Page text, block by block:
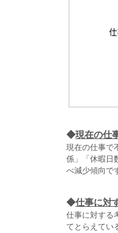
◆現在の仕
現在の仕事で
係」「休暇日
べ減少傾向で
◆仕事に対
仕事に対する
てとらえてい